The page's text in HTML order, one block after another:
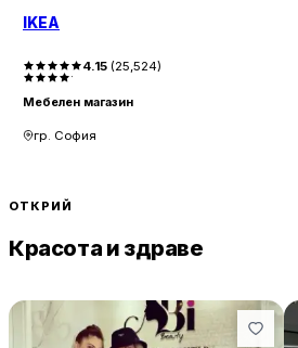
IKEA
4.15 (25,524)
Мебелен магазин
гр. София
ОТКРИЙ
Красота и здраве